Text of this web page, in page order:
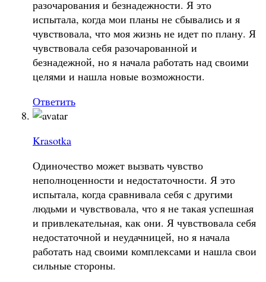
разочарования и безнадежности. Я это
испытала, когда мои планы не сбывались и я
чувствовала, что моя жизнь не идет по плану. Я
чувствовала себя разочарованной и
безнадежной, но я начала работать над своими
целями и нашла новые возможности.
Ответить
Krasotka
Одиночество может вызвать чувство
неполноценности и недостаточности. Я это
испытала, когда сравнивала себя с другими
людьми и чувствовала, что я не такая успешная
и привлекательная, как они. Я чувствовала себя
недостаточной и неудачницей, но я начала
работать над своими комплексами и нашла свои
сильные стороны.